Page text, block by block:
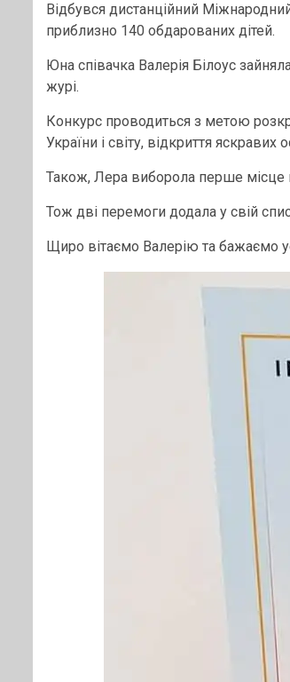
Відбувся дистанційний
приблизно 140 обдарованих дітей.
Юна співачка Валерія Білоус
журі.
Конкурс проводиться з метою
України і світу, відкриття яскравих
Також, Лера виборола перше місце
Тож дві перемоги додала у свій
Щиро вітаємо Валерію та бажаємо